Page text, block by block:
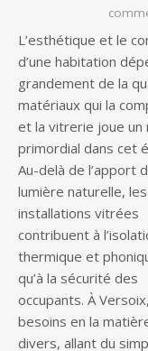
L’esthétique et le
d’une habitation
grandement de la
matériaux qui la
et la vitrerie joue un
primordial dans cet
Au-delà de l’apport
lumière naturelle, les
installations vitrées
contribuent à
thermique et
qu’à la sécurité des
occupants. À
besoins en la
divers, allant du